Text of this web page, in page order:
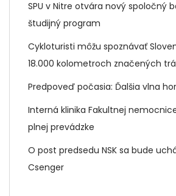
SPU v Nitre otvára nový spoločný
študijný program
Cykloturisti môžu spoznávať
18.000 kolometroch značených
Predpoveď počasia: Ďalšia vlna
Interná klinika Fakultnej
plnej prevádzke
O post predsedu NSK sa bude
Csenger